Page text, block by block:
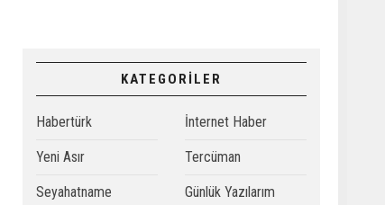
KATEGORİLER
Habertürk İnternet Haber
Yeni Asır Tercüman
Seyahatname Günlük Yazılarım